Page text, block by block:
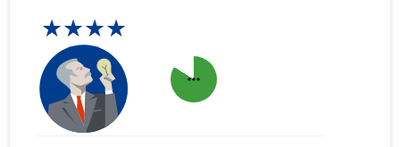
★★★★
more_horiz